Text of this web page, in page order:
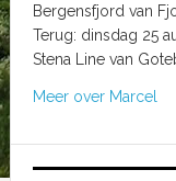
Bergensfjord van
Terug: dinsdag 25
Stena Line van
Meer over Marcel